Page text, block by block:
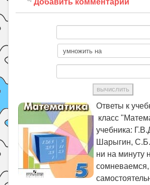
Добавить комментарий
Ответы к
класс
учебника:
Шарыгин,
ни на минуту